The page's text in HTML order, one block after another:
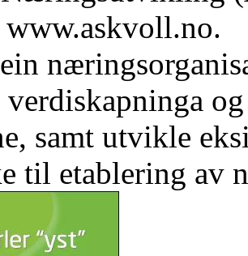
samt utvikle
til etablering av